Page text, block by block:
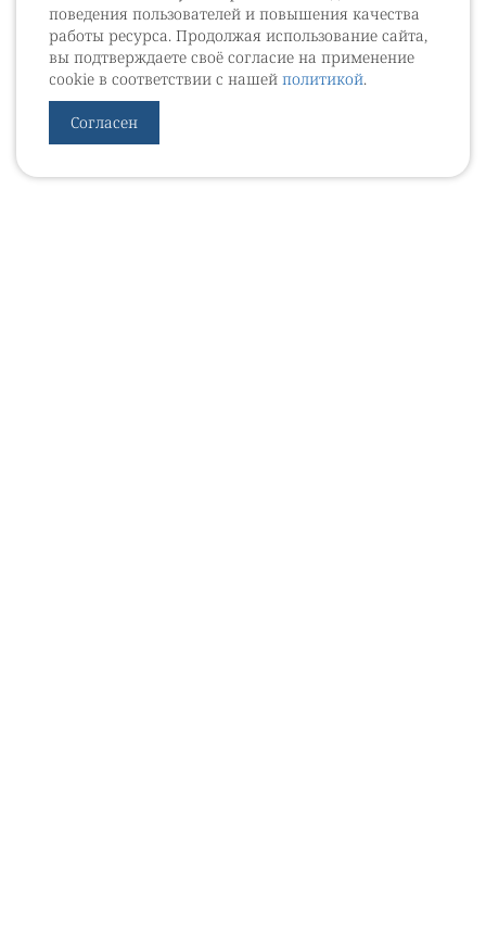
поведения пользователей и повышения качества
работы ресурса. Продолжая использование сайта,
вы подтверждаете своё согласие на применение
cookie в соответствии с нашей политикой.
Согласен